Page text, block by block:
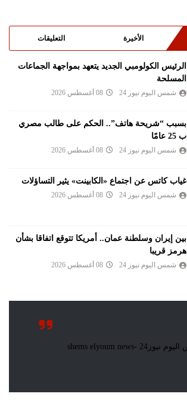
الأخيرة التعليقات
الرئيس الكولومبي الجديد يتعهد بمواجهة الجماعات
المسلحة
شمس اليوم نيوز 24 08 أغسطس 2026
بسبب “شريحة هاتف”.. الحكم على طالب مصري
ب 25 عامًا
شمس اليوم نيوز 24 08 أغسطس 2026
غياب كاتس عن اجتماع «الكابينت» يثير التساؤلات
شمس اليوم نيوز 24 08 أغسطس 2026
بين إيران وسلطنة عمان.. أمريكا تتوقع اتفاقا بشأن
هرمز قريبا
شمس اليوم نيوز 24 08 أغسطس 2026